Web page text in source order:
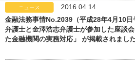
ニュース
2016.04.14
金融法務事情No.2039（平成28年4月10
弁護士と金澤浩志弁護士が参加した座談
た金融機関の実務対応」 が掲載されました